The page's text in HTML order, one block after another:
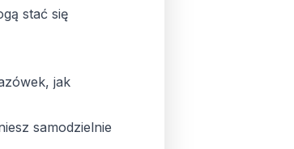
stać się
jak
samodzielnie